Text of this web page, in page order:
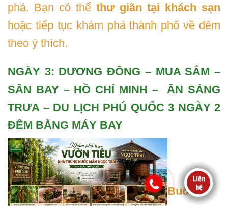
phá. Bạn có thể thư giãn tại khách sạn
hoặc tiếp tục khám phá thành phố về đêm
theo ý thích.
NGÀY 3: DƯƠNG ĐÔNG – MUA SẮM –
SÂN BAY – HỒ CHÍ MINH – ĂN SÁNG
TRƯA – DU LỊCH PHÚ QUỐC 3 NGÀY 2
ĐÊM BẰNG MÁY BAY
Buổi